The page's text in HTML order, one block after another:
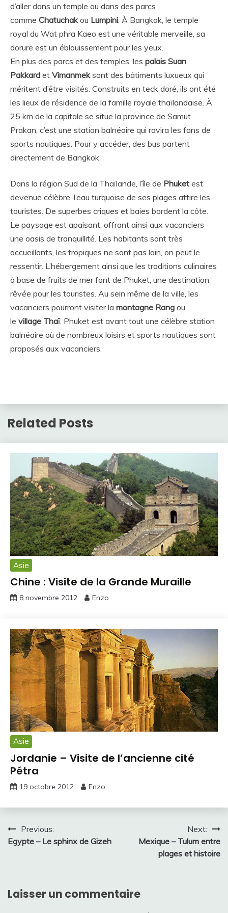
d’aller dans un temple ou dans des parcs
comme Chatuchakou Lumpini . À Bangkok, le temple
royal du Wat phra Kaeo est une véritable merveille, sa
dorure est un éblouissement pour les yeux.
En plus des parcs et des temples, les palais Suan
Pakkard et Vimanmeksont des bâtiments luxueux qui
méritent d’être visités. Construits en teck doré, ils ont été
les lieux de résidence de la famille royale thaïlandaise. À
25 km de la capitale se situe la province de Samut
Prakan, c’est une station balnéaire qui ravira les fans de
sports nautiques. Pour y accéder, des bus partent
directement de Bangkok.
Dans la région Sud de la Thaïlande, l’île de Phuket est
devenue célèbre, l’eau turquoise de ses plages attire les
touristes. De superbes criques et baies bordent la côte.
Le paysage est apaisant, offrant ainsi aux vacanciers
une oasis de tranquillité. Les habitants sont très
accueillants, les tropiques ne sont pas loin, on peut le
ressentir. L’hébergement ainsi que les traditions culinaires
à base de fruits de mer font de Phuket, une destination
rêvée pour les touristes. Au sein même de la ville, les
vacanciers pourront visiter la montagne Rang ou
le village Thaï. Phuket est avant tout une célèbre station
balnéaire où de nombreux loisirs et sports nautiques sont
proposés aux vacanciers.
Related Posts
Asie
Chine : Visite de la Grande Muraille
8 novembre 2012 Enzo
Asie
Jordanie – Visite de l’ancienne cité
Pétra
19 octobre 2012 Enzo
Navigation
de
Previous:
Egypte – Le sphinx de Gizeh
Next:
Mexique – Tulum entre
plages et histoire
Laisser un commentaire